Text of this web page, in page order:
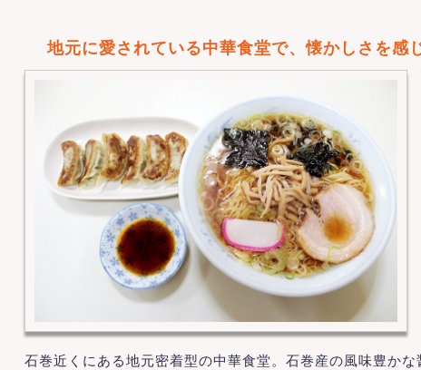
地元に愛されている中華食堂で、懐かしさを感
石巻近くにある地元密着型の中華食堂。石巻産の風味豊かな